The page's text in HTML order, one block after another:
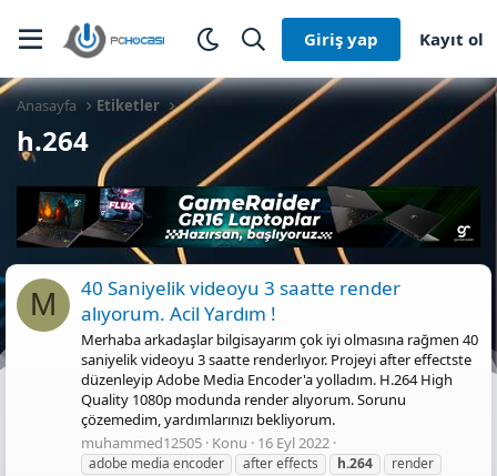
Giriş yap Kayıt ol
Anasayfa Etiketler
h.264
M
40 Saniyelik videoyu 3 saatte render
alıyorum. Acil Yardım !
Merhaba arkadaşlar bilgisayarım çok iyi olmasına rağmen 40
saniyelik videoyu 3 saatte renderlıyor. Projeyi after effectste
düzenleyip Adobe Media Encoder'a yolladım. H.264 High
Quality 1080p modunda render alıyorum. Sorunu
çözemedim, yardımlarınızı bekliyorum.
muhammed12505 Konu 16 Eyl 2022
adobe media encoder after effects h.264
render